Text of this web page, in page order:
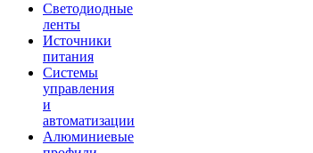
Светодиодные
ленты
Источники
питания
Системы
управления
и
автоматизации
Алюминиевые